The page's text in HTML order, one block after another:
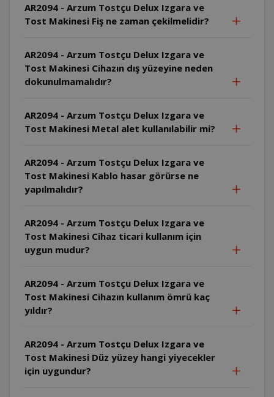
AR2094 - Arzum Tostçu Delux Izgara ve
Tost Makinesi Fiş ne zaman çekilmelidir?
AR2094 - Arzum Tostçu Delux Izgara ve
Tost Makinesi Cihazın dış yüzeyine neden
dokunulmamalıdır?
AR2094 - Arzum Tostçu Delux Izgara ve
Tost Makinesi Metal alet kullanılabilir mi?
AR2094 - Arzum Tostçu Delux Izgara ve
Tost Makinesi Kablo hasar görürse ne
yapılmalıdır?
AR2094 - Arzum Tostçu Delux Izgara ve
Tost Makinesi Cihaz ticari kullanım için
uygun mudur?
AR2094 - Arzum Tostçu Delux Izgara ve
Tost Makinesi Cihazın kullanım ömrü kaç
yıldır?
AR2094 - Arzum Tostçu Delux Izgara ve
Tost Makinesi Düz yüzey hangi yiyecekler
için uygundur?